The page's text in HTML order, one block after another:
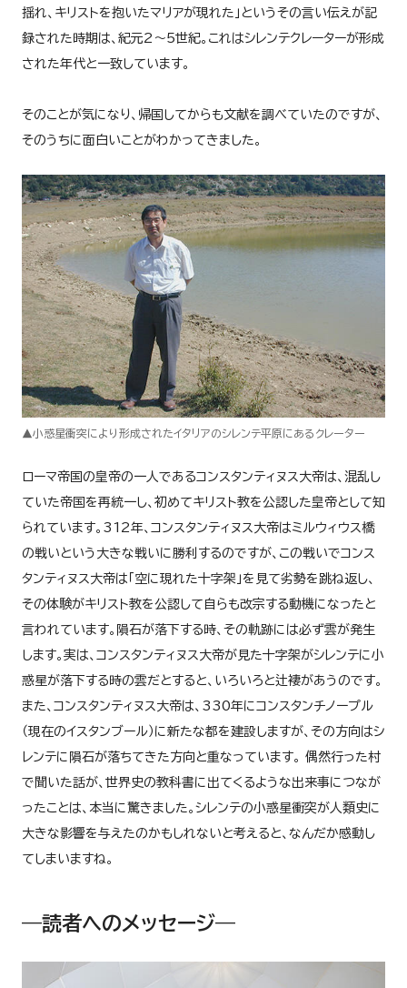
揺れ、キリストを抱いたマリアが現れた」というその言い伝えが記
録された時期は、紀元2～5世紀。これはシレンテクレーターが形成
された年代と一致しています。
そのことが気になり、帰国してからも文献を調べていたのですが、
そのうちに面白いことがわかってきました。
▲小惑星衝突により形成されたイタリアのシレンテ平原にあるクレーター
ローマ帝国の皇帝の一人であるコンスタンティヌス大帝は、混乱し
ていた帝国を再統一し、初めてキリスト教を公認した皇帝として知
られています。312年、コンスタンティヌス大帝はミルウィウス橋
の戦いという大きな戦いに勝利するのですが、この戦いでコンス
タンティヌス大帝は「空に現れた十字架」を見て劣勢を跳ね返し、
その体験がキリスト教を公認して自らも改宗する動機になったと
言われています。隕石が落下する時、その軌跡には必ず雲が発生
します。実は、コンスタンティヌス大帝が見た十字架がシレンテに小
惑星が落下する時の雲だとすると、いろいろと辻褄があうのです。
また、コンスタンティヌス大帝は、330年にコンスタンチノープル
（現在のイスタンブール）に新たな都を建設しますが、その方向はシ
レンテに隕石が落ちてきた方向と重なっています。 偶然行った村
で聞いた話が、世界史の教科書に出てくるような出来事につなが
ったことは、本当に驚きました。シレンテの小惑星衝突が人類史に
大きな影響を与えたのかもしれないと考えると、なんだか感動し
てしまいますね。
―読者へのメッセージ―